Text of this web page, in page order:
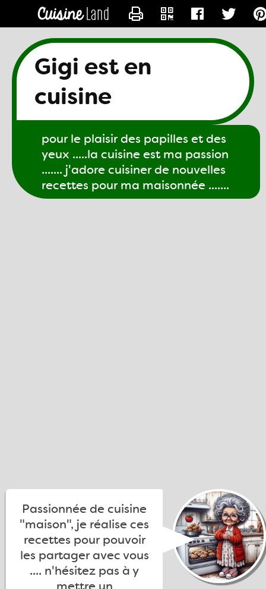
Gigi est en
cuisine
pour le plaisir des papilles et des
yeux .....la cuisine est ma passion
....... j'adore cuisiner de nouvelles
recettes pour ma maisonnée .......
Passionnée de cuisine
"maison", je réalise ces
recettes pour pouvoir
les partager avec vous
.... n'hésitez pas à y
CONTACTER GIGI61